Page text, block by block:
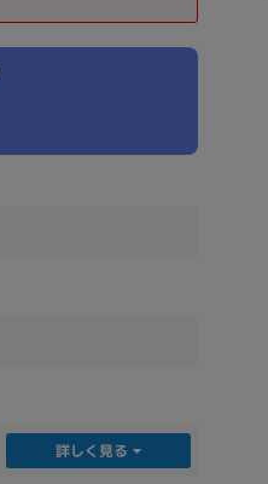
詳しく見る
Panasonic FUJITSU